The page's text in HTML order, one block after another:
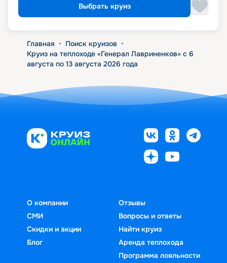
Выбрать круиз
Главная • Поиск круизов •
Круиз на теплоходе «Генерал Лавриненков» с 6
августа по 13 августа 2026 года
О компании
СМИ
Скидки и акции
Блог
Отзывы
Вопросы и ответы
Найти круиз
Аренда теплохода
Программа лояльности